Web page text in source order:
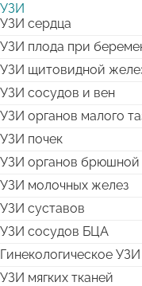
УЗИ
УЗИ сердца
УЗИ плода при
УЗИ щитовидной
УЗИ сосудов и вен
УЗИ органов малого
УЗИ почек
УЗИ органов брюшной
УЗИ молочных желез
УЗИ суставов
УЗИ сосудов БЦА
Гинекологическое УЗИ
УЗИ мягких тканей